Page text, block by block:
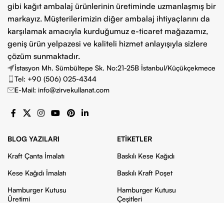
gibi kağıt ambalaj ürünlerinin üretiminde uzmanlaşmış bir
markayız. Müşterilerimizin diğer ambalaj ihtiyaçlarını da
karşılamak amacıyla kurduğumuz e-ticaret mağazamız,
geniş ürün yelpazesi ve kaliteli hizmet anlayışıyla sizlere
çözüm sunmaktadır.
İstasyon Mh. Sümbültepe Sk. No:21-25B İstanbul/Küçükçekmece
Tel: +90 (506) 025-4344
E-Mail: info@zirvekullanat.com
BLOG YAZILARI
Kraft Çanta İmalatı
Kese Kağıdı İmalatı
Hamburger Kutusu
Üretimi
ETIKETLER
Baskılı Kese Kağıdı
Baskılı Kraft Poşet
Hamburger Kutusu
Çeşitleri